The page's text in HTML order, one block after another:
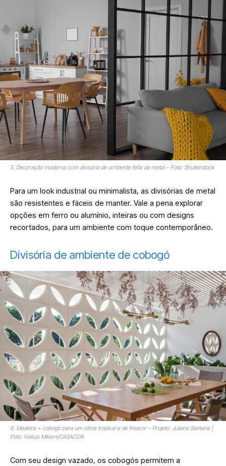
5. Decoração moderna com divisória de ambiente feita de metal – Foto: Shutterstock
Para um look industrial ou minimalista, as divisórias de metal
são resistentes e fáceis de manter. Vale a pena explorar
opções em ferro ou alumínio, inteiras ou com designs
recortados, para um ambiente com toque contemporâneo.
Divisória de ambiente de cobogó
6. Madeira + cobogó para um clima tropical e de frescor – Projeto: Juliana Santana |
Foto: Hakuo Mikami/CASACOR
Com seu design vazado, os cobogós permitem a